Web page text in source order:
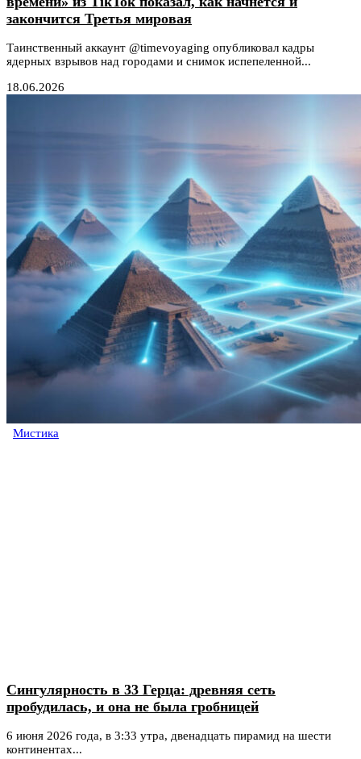
закончится Третья мировая
Таинственный аккаунт @timevoyaging опубликовал кадры
ядерных взрывов над городами и снимок испепеленной...
18.06.2026
Мистика
Сингулярность в 33 Герца: древняя сеть
пробудилась, и она не была гробницей
6 июня 2026 года, в 3:33 утра, двенадцать пирамид на шести
континентах...